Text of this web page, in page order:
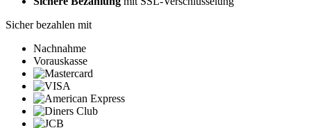
Sicher bezahlen mit
Nachnahme
Vorauskasse